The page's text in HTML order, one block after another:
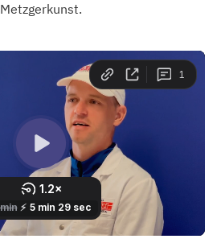
Metzgerkunst.